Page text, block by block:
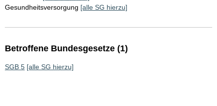
Gesundheitsversorgung [alle SG hierzu]
Betroffene Bundesgesetze (1)
SGB 5 [alle SG hierzu]